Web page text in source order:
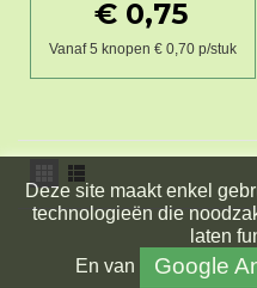
€ 0,75
Vanaf 5 knopen € 0,70 p/stuk
Deze site maakt enkel
technologieën die
laten
En van Google